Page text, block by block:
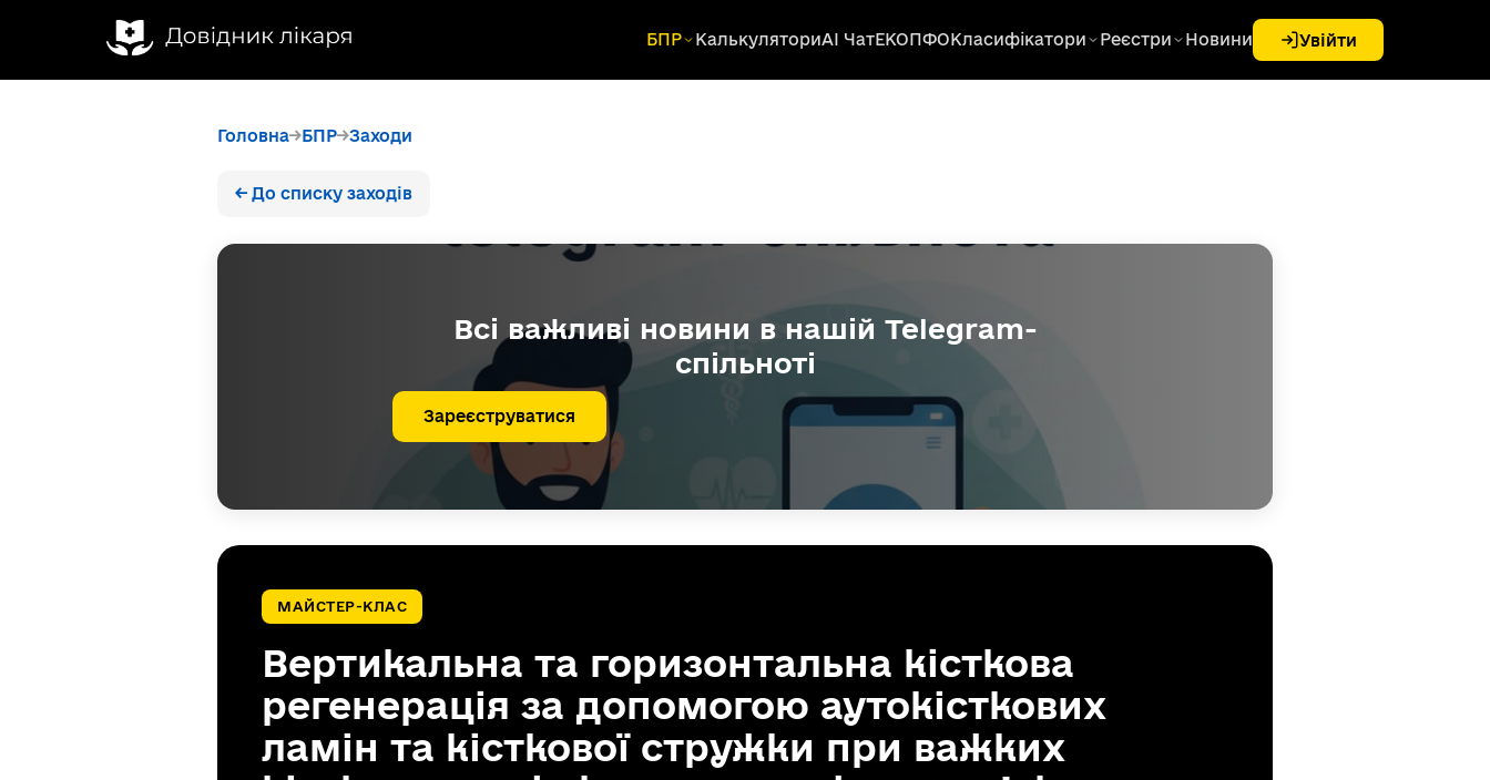
БПР КалькуляториAI ЧатЕКОПФОКласифікатори Реєстри Новини Увійти
Головна БПР Заходи
← До списку заходів
Всі важливі новини в нашій Telegram-
спільноті
Зареєструватися
МАЙСТЕР-КЛАС
Вертикальна та горизонтальна кісткова
регенерація за допомогою аутокісткових
ламін та кісткової стружки при важких